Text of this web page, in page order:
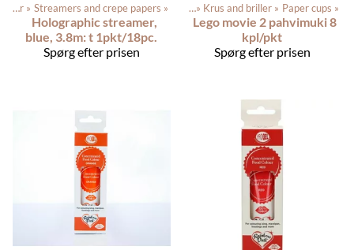
Festartikler ‪» Streamers and crepe papers ‪»
Holographic streamer,
blue, 3.8m: t 1pkt/18pc.
Spørg efter prisen
Produkterne ‪»Festartikler ‪» Krus and briller ‪» Paper cups ‪»
Lego movie 2 pahvimuki 8
kpl/pkt
Spørg efter prisen